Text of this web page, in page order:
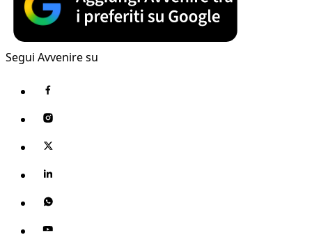
Segui Avvenire su